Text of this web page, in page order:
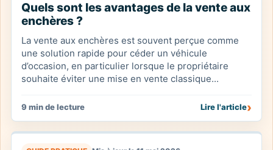
Quels sont les avantages de la vente aux
enchères ?
La vente aux enchères est souvent perçue comme
une solution rapide pour céder un véhicule
d’occasion, en particulier lorsque le propriétaire
souhaite éviter une mise en vente classique...
9 min de lecture Lire l'article›